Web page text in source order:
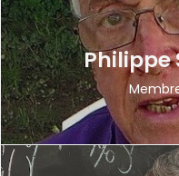
Philippe